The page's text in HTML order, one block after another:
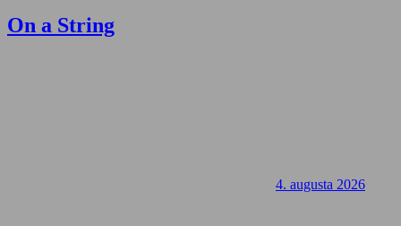
On a String
4. augusta 2026